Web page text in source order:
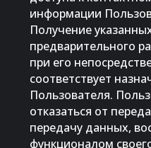
информации
Получение
предварительного
при его
соответствует
Пользователя.
отказаться от
передачу данных,
функционалом